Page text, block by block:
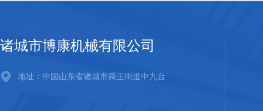
诸城市博康机械有限公司
地址：中国山东省诸城市舜王街道中九台